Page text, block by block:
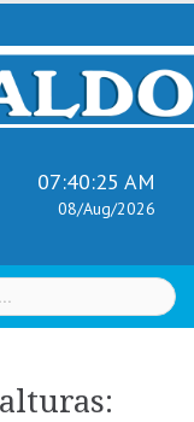
07:40:26 AM
08/Aug/2026